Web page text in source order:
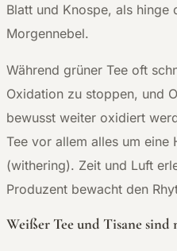
Blatt und Knospe, als hinge
Morgennebel.
Während grüner Tee oft
Oxidation zu stoppen, und
bewusst weiter oxidiert
Tee vor allem alles um eine
(withering). Zeit und Luft
Produzent bewacht den
Weißer Tee und Tisane sind